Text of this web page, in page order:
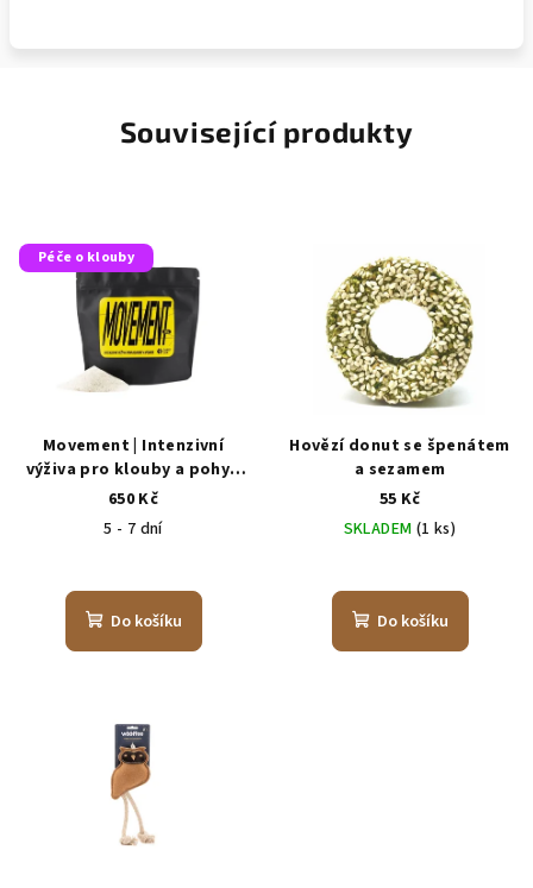
Související produkty
Péče o klouby
Movement | Intenzivní
výživa pro klouby a pohyb
psů 200 g
650 Kč
5 - 7 dní
Do košíku
Hovězí donut se špenátem
a sezamem
55 Kč
SKLADEM (1 ks)
Do košíku